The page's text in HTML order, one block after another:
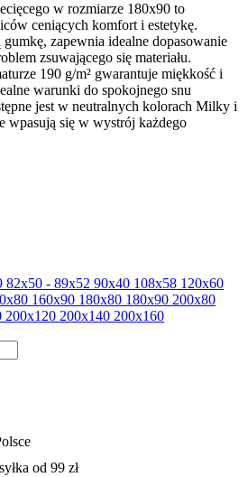
w rozmiarze 180x90 to
ceniących komfort i estetykę.
zapewnia idealne dopasowanie
zsuwającego się materiału.
190 g/m² gwarantuje miękkość i
warunki do spokojnego snu
jest w neutralnych kolorach Milky i
wpasują się w wystrój każdego
82x50 - 89x52 90x40 108x58 120x60
160x90 180x80 180x90 200x80
200x120 200x140 200x160
od 99 zł